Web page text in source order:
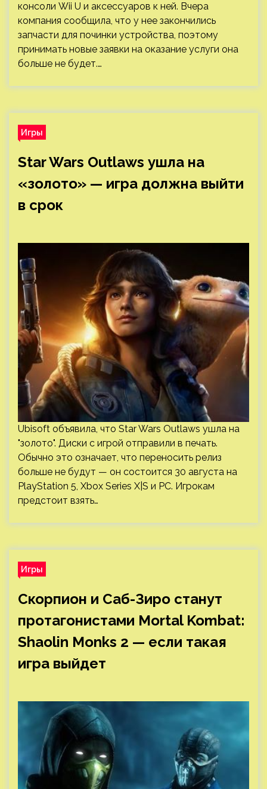
консоли Wii U и аксессуаров к ней. Вчера
компания сообщила, что у нее закончились
запчасти для починки устройства, поэтому
принимать новые заявки на оказание услуги она
больше не будет.…
Игры
Star Wars Outlaws ушла на
«золото» — игра должна выйти
в срок
Ubisoft объявила, что Star Wars Outlaws ушла на
"золото". Диски с игрой отправили в печать.
Обычно это означает, что переносить релиз
больше не будут — он состоится 30 августа на
PlayStation 5, Xbox Series X|S и PC. Игрокам
предстоит взять…
Игры
Скорпион и Саб-Зиро станут
протагонистами Mortal Kombat:
Shaolin Monks 2 — если такая
игра выйдет